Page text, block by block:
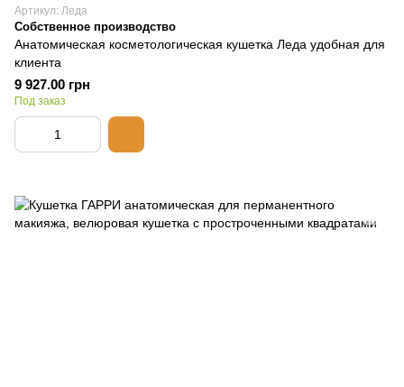
Артикул: Леда
Собственное производство
Анатомическая косметологическая кушетка Леда удобная для
клиента
9 927.00 грн
Под заказ